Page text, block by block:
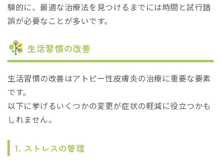
験的に、最適な治療法を見つけるまでには時間と試行錯
誤が必要なことが多いです。
生活習慣の改善
生活習慣の改善はアトピー性皮膚炎の治療に重要な要素
です。
以下に挙げるいくつかの変更が症状の軽減に役立つかも
しれません。
1. ストレスの管理